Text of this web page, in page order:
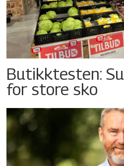
Butikktesten:
for store sko